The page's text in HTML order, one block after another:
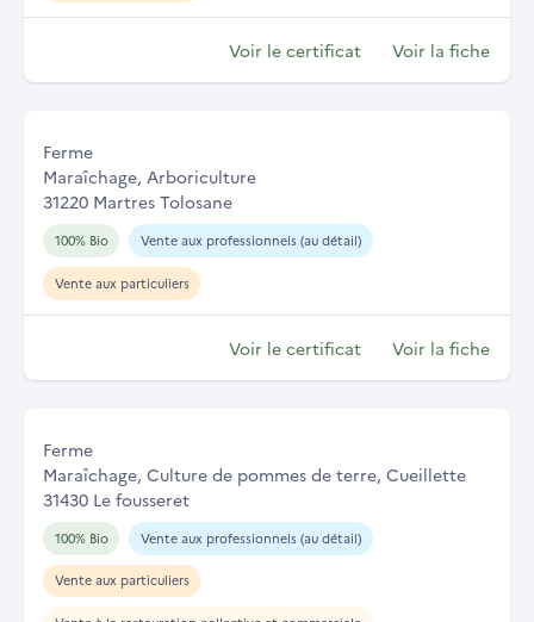
Voir le certificat Voir la fiche
Ferme
Maraîchage, Arboriculture
31220 Martres Tolosane
100% Bio Vente aux professionnels (au détail)
Vente aux particuliers
Voir le certificat Voir la fiche
Ferme
Maraîchage, Culture de pommes de terre, Cueillette
31430 Le fousseret
100% Bio Vente aux professionnels (au détail)
Vente aux particuliers